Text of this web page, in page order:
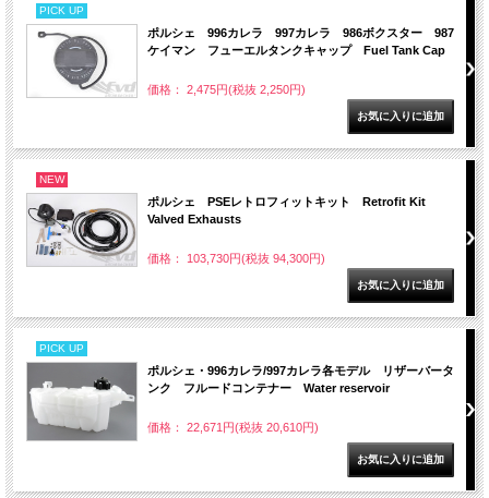
PICK UP
ポルシェ 996カレラ 997カレラ 986ボクスター 987
ケイマン フューエルタンクキャップ Fuel Tank Cap
価格： 2,475円(税抜 2,250円)
NEW
ポルシェ PSEレトロフィットキット Retrofit Kit
Valved Exhausts
価格： 103,730円(税抜 94,300円)
PICK UP
ポルシェ・996カレラ/997カレラ各モデル リザーバータ
ンク フルードコンテナー Water reservoir
価格： 22,671円(税抜 20,610円)